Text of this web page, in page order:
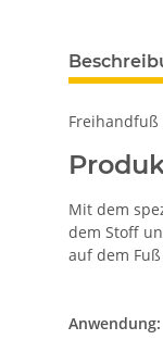
Mit dem
dem Stoff
auf dem
Anwendung: